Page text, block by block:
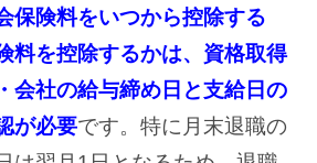
保険料をいつから控除する
料を控除するかは、資格取得
会社の給与締め日と支給日の
が必要です。特に月末退職の